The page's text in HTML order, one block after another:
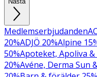
Medlemserbjudanden
20%ADJÖ 20%Alpine
50%Apoteket, Apoliva
20%Avéne, Derma Sun